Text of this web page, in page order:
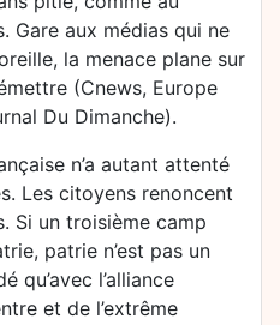
Gare aux médias qui ne
la menace plane sur
(Cnews, Europe
Du Dimanche).
n’a autant attenté
Les citoyens renoncent
Si un troisième camp
patrie n’est pas un
qu’avec l’alliance
et de l’extrême